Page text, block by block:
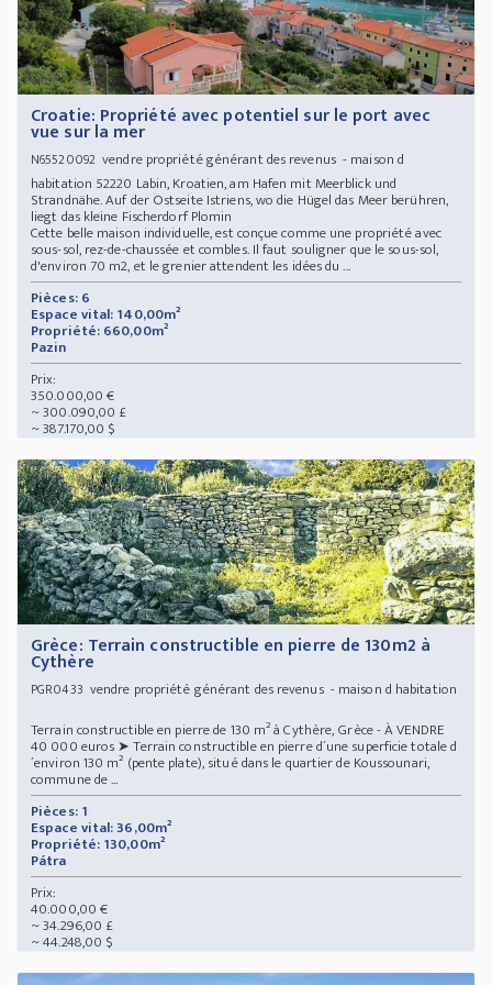
Croatie: Propriété avec potentiel sur le port avec
vue sur la mer
N65520092vendre propriété générant des revenus - maison d
habitation 52220 Labin, Kroatien, am Hafen mit Meerblick und
Strandnähe. Auf der Ostseite Istriens, wo die Hügel das Meer berühren,
liegt das kleine Fischerdorf Plomin
Cette belle maison individuelle, est conçue comme une propriété avec
sous-sol, rez-de-chaussée et combles. Il faut souligner que le sous-sol,
d'environ 70 m2, et le grenier attendent les idées du ...
Pièces: 6
Espace vital: 140,00m²
Propriété: 660,00m²
Pazin
Prix:
350.000,00 €
~ 300.090,00 £
~ 387.170,00 $
Grèce: Terrain constructible en pierre de 130m2 à
Cythère
PGR0433 vendre propriété générant des revenus - maison d habitation
Terrain constructible en pierre de 130 m² à Cythère, Grèce - À VENDRE
40 000 euros ➤ Terrain constructible en pierre d´une superficie totale d
´environ 130 m² (pente plate), situé dans le quartier de Koussounari,
commune de ...
Pièces: 1
Espace vital: 36,00m²
Propriété: 130,00m²
Pátra
Prix:
40.000,00 €
~ 34.296,00 £
~ 44.248,00 $